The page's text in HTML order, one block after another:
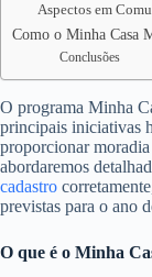
Aspectos em
Como o Minha Casa
Conclusões
O programa Minha
principais iniciativas
proporcionar
abordaremos
cadastro
previstas para o ano
O que é o Minha